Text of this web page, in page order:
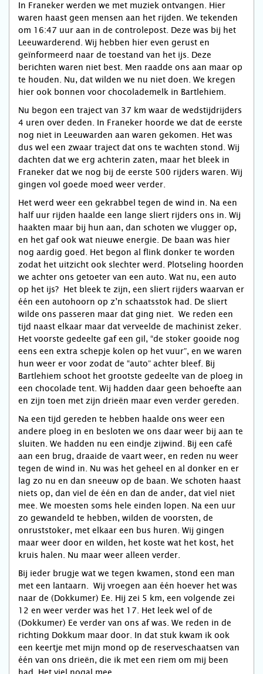
In Franeker werden we met muziek ontvangen. Hier
waren haast geen mensen aan het rijden. We tekenden
om 16:47 uur aan in de controlepost. Deze was bij het
Leeuwarderend. Wij hebben hier even gerust en
geïnformeerd naar de toestand van het ijs. Deze
berichten waren niet best. Men raadde ons aan maar op
te houden. Nu, dat wilden we nu niet doen. We kregen
hier ook bonnen voor chocolademelk in Bartlehiem.
Nu begon een traject van 37 km waar de wedstijdrijders
4 uren over deden. In Franeker hoorde we dat de eerste
nog niet in Leeuwarden aan waren gekomen. Het was
dus wel een zwaar traject dat ons te wachten stond. Wij
dachten dat we erg achterin zaten, maar het bleek in
Franeker dat we nog bij de eerste 500 rijders waren. Wij
gingen vol goede moed weer verder.
Het werd weer een gekrabbel tegen de wind in. Na een
half uur rijden haalde een lange sliert rijders ons in. Wij
haakten maar bij hun aan, dan schoten we vlugger op,
en het gaf ook wat nieuwe energie. De baan was hier
nog aardig goed. Het begon al flink donker te worden
zodat het uitzicht ook slechter werd. Plotseling hoorden
we achter ons getoeter van een auto. Wat nu, een auto
op het ijs? Het bleek te zijn, een sliert rijders waarvan er
één een autohoorn op z’n schaatsstok had. De sliert
wilde ons passeren maar dat ging niet. We reden een
tijd naast elkaar maar dat verveelde de machinist zeker.
Het voorste gedeelte gaf een gil, “de stoker gooide nog
eens een extra schepje kolen op het vuur”, en we waren
hun weer er voor zodat de “auto” achter bleef. Bij
Bartlehiem schoot het grootste gedeelte van de ploeg in
een chocolade tent. Wij hadden daar geen behoefte aan
en zijn toen met zijn drieën maar even verder gereden.
Na een tijd gereden te hebben haalde ons weer een
andere ploeg in en besloten we ons daar weer bij aan te
sluiten. We hadden nu een eindje zijwind. Bij een café
aan een brug, draaide de vaart weer, en reden nu weer
tegen de wind in. Nu was het geheel en al donker en er
lag zo nu en dan sneeuw op de baan. We schoten haast
niets op, dan viel de één en dan de ander, dat viel niet
mee. We moesten soms hele einden lopen. Na een uur
zo gewandeld te hebben, wilden de voorsten, de
onruststoker, met elkaar een bus huren. Wij gingen
maar weer door en wilden, het koste wat het kost, het
kruis halen. Nu maar weer alleen verder.
Bij ieder brugje wat we tegen kwamen, stond een man
met een lantaarn. Wij vroegen aan één hoever het was
naar de (Dokkumer) Ee. Hij zei 5 km, een volgende zei
12 en weer verder was het 17. Het leek wel of de
(Dokkumer) Ee verder van ons af was. We reden in de
richting Dokkum maar door. In dat stuk kwam ik ook
een keertje met mijn mond op de reserveschaatsen van
één van ons drieën, die ik met een riem om mij been